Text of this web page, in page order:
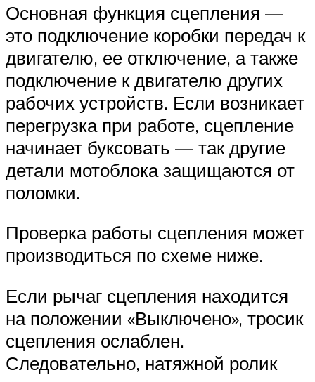
Основная функция сцепления —
это подключение коробки передач к
двигателю, ее отключение, а также
подключение к двигателю других
рабочих устройств. Если возникает
перегрузка при работе, сцепление
начинает буксовать — так другие
детали мотоблока защищаются от
поломки.
Проверка работы сцепления может
производиться по схеме ниже.
Если рычаг сцепления находится
на положении «Выключено», тросик
сцепления ослаблен.
Следовательно, натяжной ролик